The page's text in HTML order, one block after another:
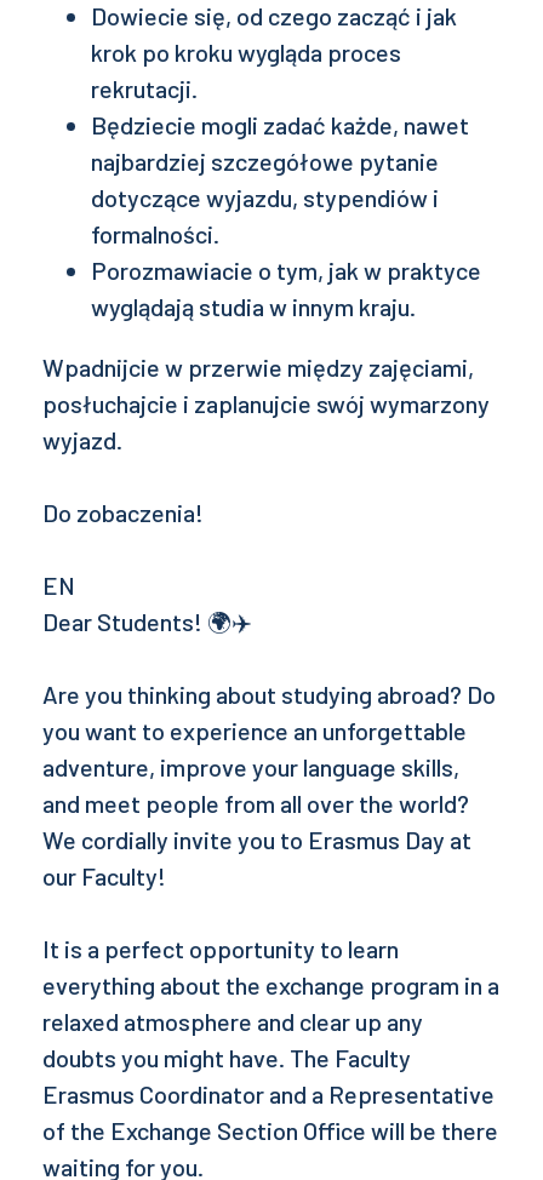
Dowiecie się, od czego zacząć i jak
krok po kroku wygląda proces
rekrutacji.
Będziecie mogli zadać każde, nawet
najbardziej szczegółowe pytanie
dotyczące wyjazdu, stypendiów i
formalności.
Porozmawiacie o tym, jak w praktyce
wyglądają studia w innym kraju.
Wpadnijcie w przerwie między zajęciami,
posłuchajcie i zaplanujcie swój wymarzony
wyjazd.
Do zobaczenia!
EN
Dear Students! 🌍✈️
Are you thinking about studying abroad? Do
you want to experience an unforgettable
adventure, improve your language skills,
and meet people from all over the world?
We cordially invite you to Erasmus Day at
our Faculty!
It is a perfect opportunity to learn
everything about the exchange program in a
relaxed atmosphere and clear up any
doubts you might have. The Faculty
Erasmus Coordinator and a Representative
of the Exchange Section Office will be there
waiting for you.